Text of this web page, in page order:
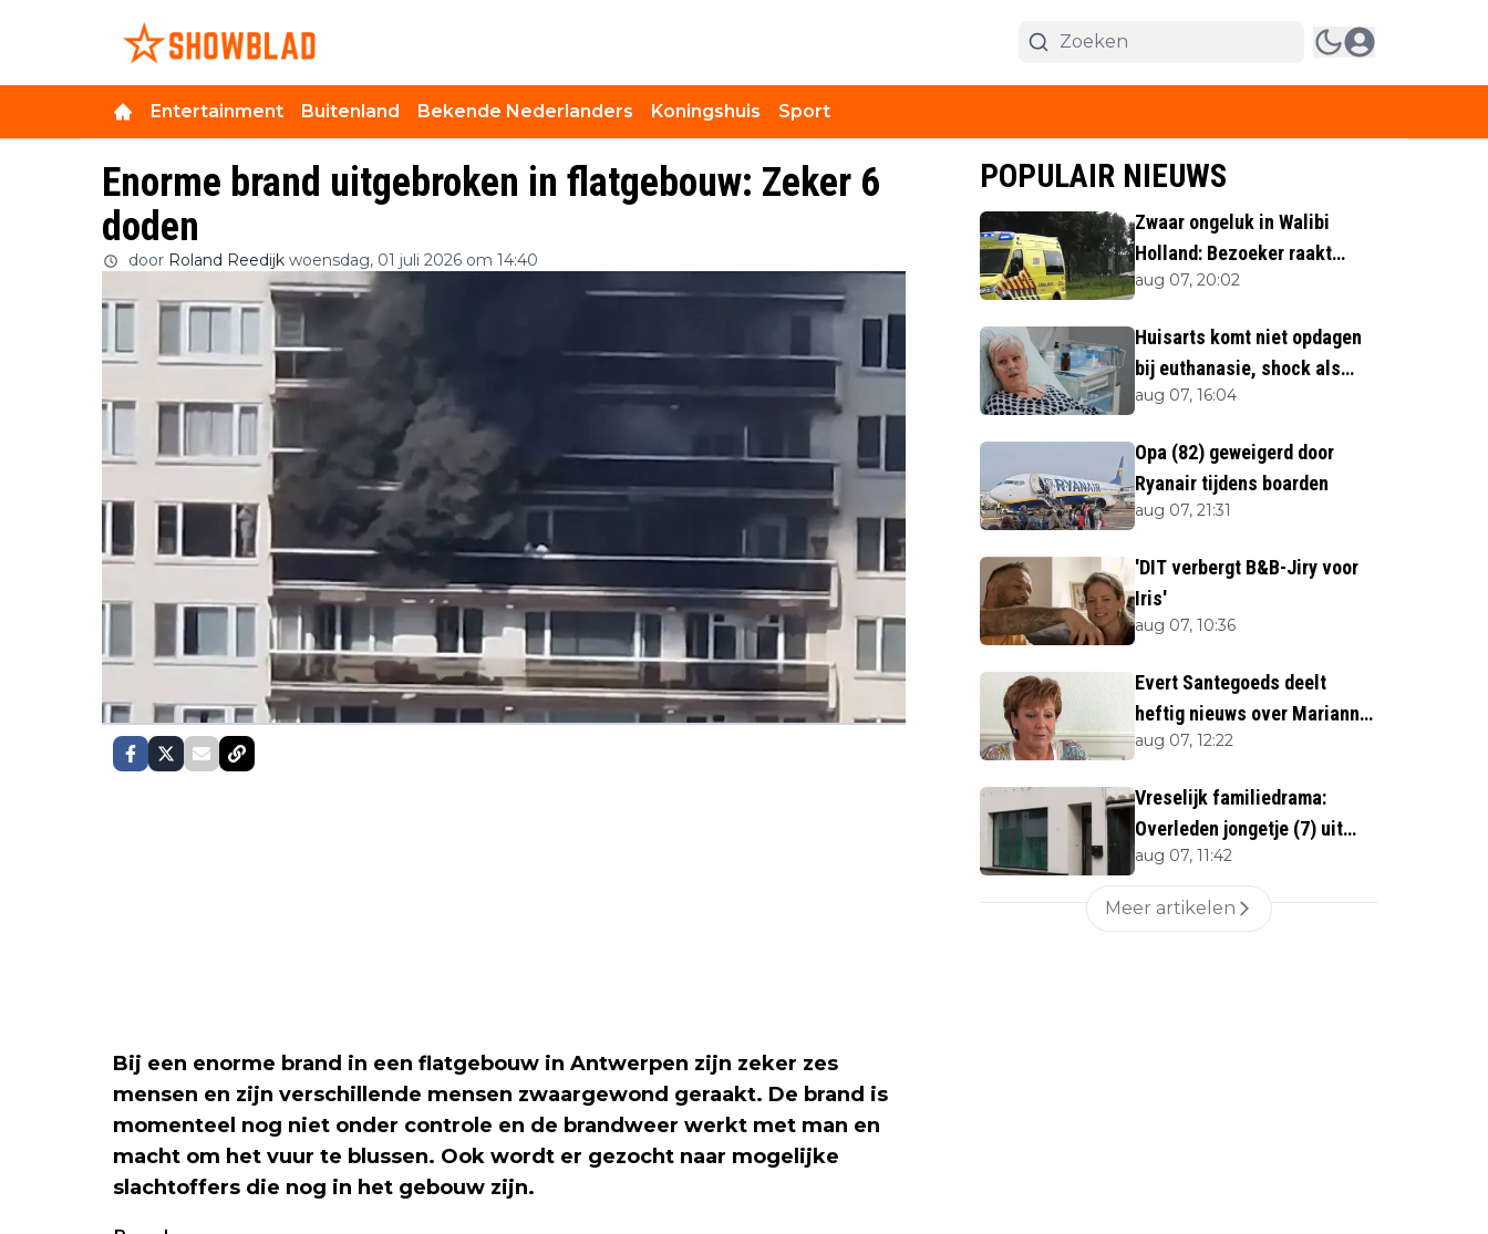
Entertainment Buitenland Bekende Nederlanders Koningshuis Sport
Enorme brand uitgebroken in flatgebouw: Zeker 6
doden
door Roland Reedijk woensdag, 01 juli 2026 om 14:40
Bij een enorme brand in een flatgebouw in Antwerpen zijn zeker zes
mensen en zijn verschillende mensen zwaargewond geraakt. De brand is
momenteel nog niet onder controle en de brandweer werkt met man en
macht om het vuur te blussen. Ook wordt er gezocht naar mogelijke
slachtoffers die nog in het gebouw zijn.
POPULAIR NIEUWS
Zwaar ongeluk in Walibi
Holland: Bezoeker raakt
lichaamsdeel kwijt
aug 07, 20:02
Huisarts komt niet opdagen
bij euthanasie, shock als
blijkt waar ze is
aug 07, 16:04
Opa (82) geweigerd door
Ryanair tijdens boarden
aug 07, 21:31
'DIT verbergt B&B-Jiry voor
Iris'
aug 07, 10:36
Evert Santegoeds deelt
heftig nieuws over Marianne
Weber (70)
aug 07, 12:22
Vreselijk familiedrama:
Overleden jongetje (7) uit
woning gehaald
aug 07, 11:42
Meer artikelen